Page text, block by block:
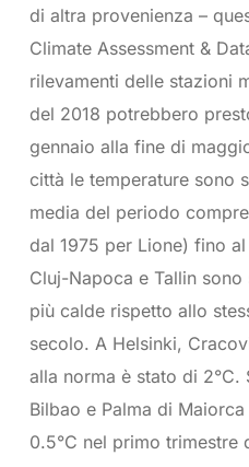
di altra provenienza –
Climate Assessment &
rilevamenti delle stazioni
del 2018 potrebbero
gennaio alla fine di
città le temperature sono
media del periodo
dal 1975 per Lione) fino
Cluj-Napoca e Tallin
più calde rispetto allo
secolo. A Helsinki,
alla norma è stato di
Bilbao e Palma di
0.5°C nel primo trimestre